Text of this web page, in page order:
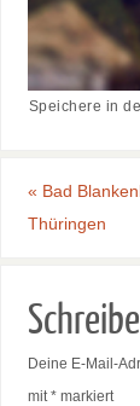
Speichere in
« Bad
Thüringen
Deine E-Mail-
mit*markiert